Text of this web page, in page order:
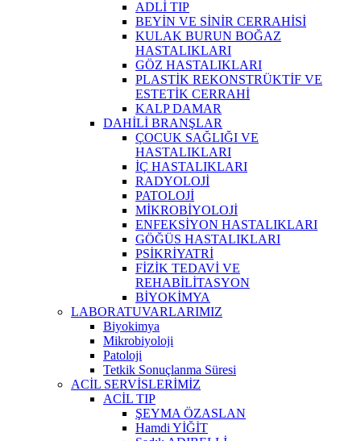
ADLİ TIP
BEYİN VE SİNİR CERRAHİSİ
KULAK BURUN BOĞAZ
HASTALIKLARI
GÖZ HASTALIKLARI
PLASTİK REKONSTRÜKTİF VE
ESTETİK CERRAHİ
KALP DAMAR
DAHİLİ BRANŞLAR
ÇOCUK SAĞLIĞI VE
HASTALIKLARI
İÇ HASTALIKLARI
RADYOLOJİ
PATOLOJİ
MİKROBİYOLOJİ
ENFEKSİYON HASTALIKLARI
GÖĞÜS HASTALIKLARI
PSİKRİYATRİ
FİZİK TEDAVİ VE
REHABİLİTASYON
BİYOKİMYA
LABORATUVARLARIMIZ
Biyokimya
Mikrobiyoloji
Patoloji
Tetkik Sonuçlanma Süresi
ACİL SERVİSLERİMİZ
ACİL TIP
ŞEYMA ÖZASLAN
Hamdi YİĞİT